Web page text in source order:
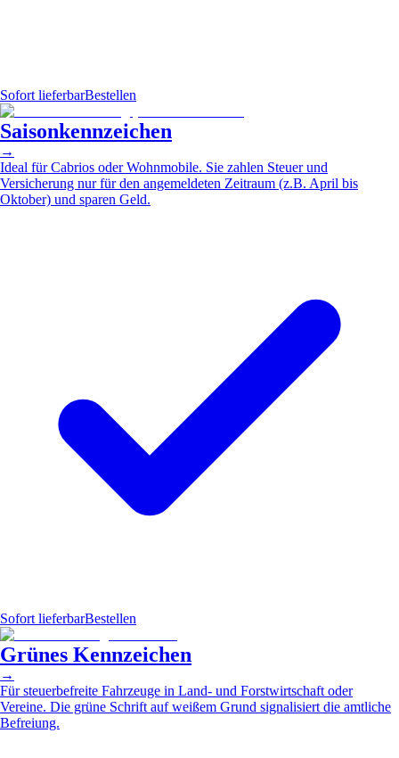
Sofort lieferbarBestellen
Saisonkennzeichen
→
Ideal für Cabrios oder Wohnmobile. Sie zahlen Steuer und
Versicherung nur für den angemeldeten Zeitraum (z.B. April bis
Oktober) und sparen Geld.
Sofort lieferbarBestellen
Grünes Kennzeichen
→
Für steuerbefreite Fahrzeuge in Land- und Forstwirtschaft oder
Vereine. Die grüne Schrift auf weißem Grund signalisiert die amtliche
Befreiung.